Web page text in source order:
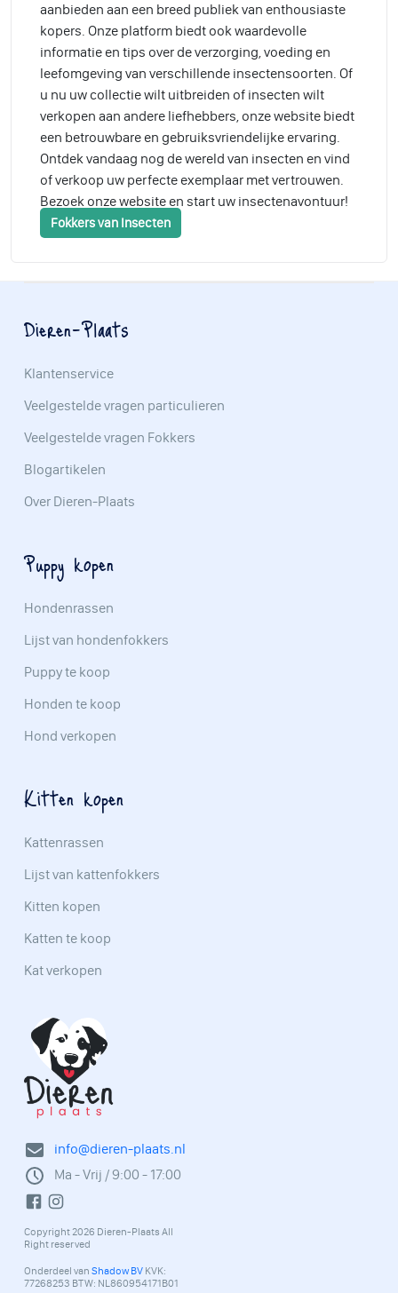
aanbieden aan een breed publiek van enthousiaste
kopers. Onze platform biedt ook waardevolle
informatie en tips over de verzorging, voeding en
leefomgeving van verschillende insectensoorten. Of
u nu uw collectie wilt uitbreiden of insecten wilt
verkopen aan andere liefhebbers, onze website biedt
een betrouwbare en gebruiksvriendelijke ervaring.
Ontdek vandaag nog de wereld van insecten en vind
of verkoop uw perfecte exemplaar met vertrouwen.
Bezoek onze website en start uw insectenavontuur!
Fokkers van Insecten
info@dieren-plaats.nl
Ma - Vrij / 9:00 - 17:00
Copyright 2026 Dieren-Plaats All
Right reserved
Onderdeel van Shadow BV KVK:
77268253 BTW: NL860954171B01
Dieren-Plaats
Klantenservice
Veelgestelde vragen particulieren
Veelgestelde vragen Fokkers
Blogartikelen
Over Dieren-Plaats
Puppy kopen
Hondenrassen
Lijst van hondenfokkers
Puppy te koop
Honden te koop
Hond verkopen
Kitten kopen
Kattenrassen
Lijst van kattenfokkers
Kitten kopen
Katten te koop
Kat verkopen